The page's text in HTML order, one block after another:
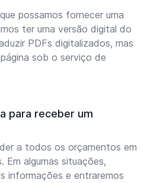
possamos fornecer uma
ter uma versão digital do
PDFs digitalizados, mas
sob o serviço de
para receber um
a todos os orçamentos em
Em algumas situações,
informações e entraremos